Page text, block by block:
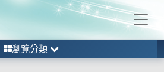
瀏覽分類